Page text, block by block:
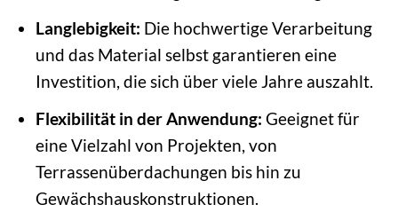
Langlebigkeit: Die hochwertige Verarbeitung
und das Material selbst garantieren eine
Investition, die sich über viele Jahre auszahlt.
Flexibilität in der Anwendung: Geeignet für
eine Vielzahl von Projekten, von
Terrassenüberdachungen bis hin zu
Gewächshauskonstruktionen.